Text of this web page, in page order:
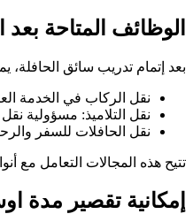
الوظائف المتاحة
بعد إتمام تدريب سائق
نقل الركاب في الخدمة
نقل التلاميذ: مسؤولية
نقل الحافلات للسفر
تتيح هذه المجالات التعامل مع
إمكانية تقصير مدة